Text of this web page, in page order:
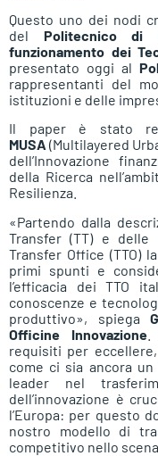
Questo uno dei nodi
del Politecnico di
funzionamento dei
presentato oggi al
rappresentanti del
istituzioni e delle
Il paper è stato
MUSA (Multilayered
dell’Innovazione
della Ricerca
Resilienza.
«Partendo dalla
Transfer (TT) e delle
Transfer Office (TTO)
primi spunti e
l’efficacia dei TTO
conoscenze e
produttivo», spiega
Officine Innovazione.
requisiti per
come ci sia ancora
leader nel
dell’innovazione è
l’Europa: per questo
nostro modello di
competitivo nello